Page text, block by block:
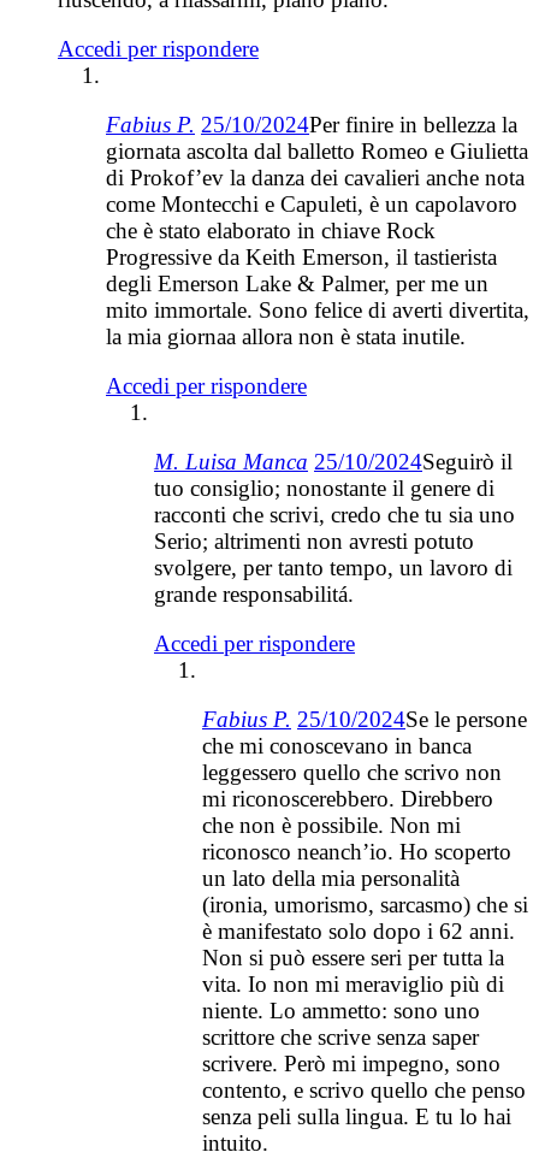
Accedi per rispondere
Fabius P. 25/10/2024Per finire in bellezza la
giornata ascolta dal balletto Romeo e Giulietta
di Prokof’ev la danza dei cavalieri anche nota
come Montecchi e Capuleti, è un capolavoro
che è stato elaborato in chiave Rock
Progressive da Keith Emerson, il tastierista
degli Emerson Lake & Palmer, per me un
mito immortale. Sono felice di averti divertita,
la mia giornaa allora non è stata inutile.
Accedi per rispondere
M. Luisa Manca 25/10/2024Seguirò il
tuo consiglio; nonostante il genere di
racconti che scrivi, credo che tu sia uno
Serio; altrimenti non avresti potuto
svolgere, per tanto tempo, un lavoro di
grande responsabilitá.
Accedi per rispondere
Fabius P. 25/10/2024Se le persone
che mi conoscevano in banca
leggessero quello che scrivo non
mi riconoscerebbero. Direbbero
che non è possibile. Non mi
riconosco neanch’io. Ho scoperto
un lato della mia personalità
(ironia, umorismo, sarcasmo) che si
è manifestato solo dopo i 62 anni.
Non si può essere seri per tutta la
vita. Io non mi meraviglio più di
niente. Lo ammetto: sono uno
scrittore che scrive senza saper
scrivere. Però mi impegno, sono
contento, e scrivo quello che penso
senza peli sulla lingua. E tu lo hai
intuito.